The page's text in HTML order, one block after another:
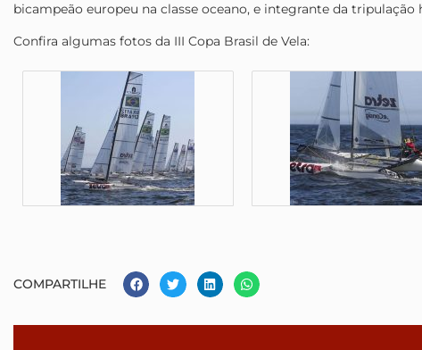
bicampeão europeu na classe oceano, e integrante da tripulação
Confira algumas fotos da III Copa Brasil de Vela:
COMPARTILHE